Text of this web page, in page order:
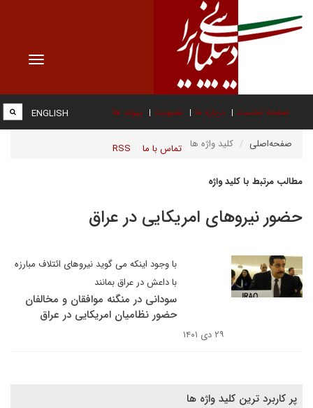
Toggle
صفحه نخست درباره ما عضویت پیوند ها
تماس با ما RSS
ENGLISH
صفحه‌اصلی کلید واژه ها
مطالب مرتبط با کلید واژه
حضور نیروهای امریکایی در عراق
با وجود اینکه می گوید نیروهای ائتلاف مبارزه
با داعش در عراق بمانند
سودانی در منگنه موافقان و مخالفان
حضور نظامیان امریکایی در عراق
۲۹ دی ۱۴۰۱
پر کاربرد ترین کلید واژه ها